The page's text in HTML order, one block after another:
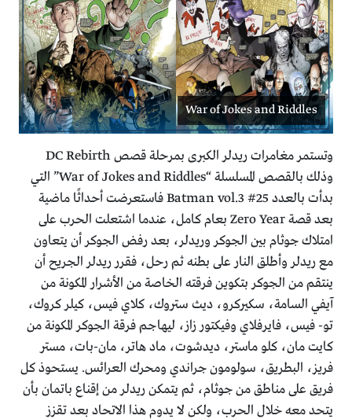
War of Jokes and Riddles
وتستمر مغامرات ريدلر الكبرى بمرحلة قصص DC Rebirth
وذلك بالقصص المسلسلة “War of Jokes and Riddles” التي
بدأت بالعدد Batman vol.3 #25 فاستعرضت أحداثًا ماضية
بعد قصة Zero Year بعام كامل، عندما اشتعلت الحرب على
امتلاك جوثام بين الجوكر وريدلر، بعد رفض الجوكر أن يتعاون
مع ريدلر وأطلق النار على بطنه ثم رحل، فقرر ريدلر الجريح أن
ينتقم من الجوكر بتكوين فرقته الخاصة من الأشرار المكونة من
آيفي السامة، سكيركرو، ديث ستروك، كلاي فيس، كيلر كروك،
تو- فيس، فايرفلاي وفيكتور زاز، ليهاجم فرقة الجوكر المكونة من
كايت مان، كلو ماستر، ديدشوت، ماد هاتر، مان-بات، مستر
فريز، البطريق، سولومون جراندي ومحرك العرائس. يستحوذ كل
فريق على مناطق من جوثام، ثم يتمكن ريدلر من إقناع باتمان بأن
يتحد معه خلال الحرب، ولكن لا يدوم هذا الاتحاد بعد تقزز